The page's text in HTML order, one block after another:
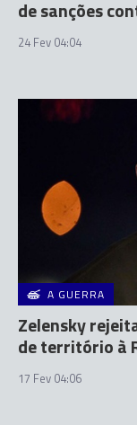
de sanções
24 Fev 04:04
A GUERRA
Zelensky
de território à
17 Fev 04:06